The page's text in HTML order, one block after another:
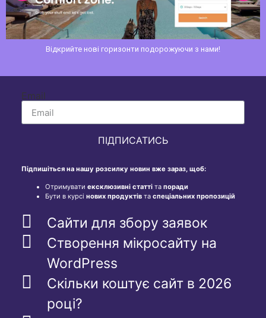
Сайт компанії перевезення палива
Email
ПІДПИСАТИСЬ
Підпишіться на нашу розсилку новин вже зараз, щоб:
Отримувати ексклюзивні статті та поради
Бути в курсі нових продуктів та спеціальних пропозицій
Сайти для збору заявок
Створення мікросайту на
WordPress
Скільки коштує сайт в 2026
році?